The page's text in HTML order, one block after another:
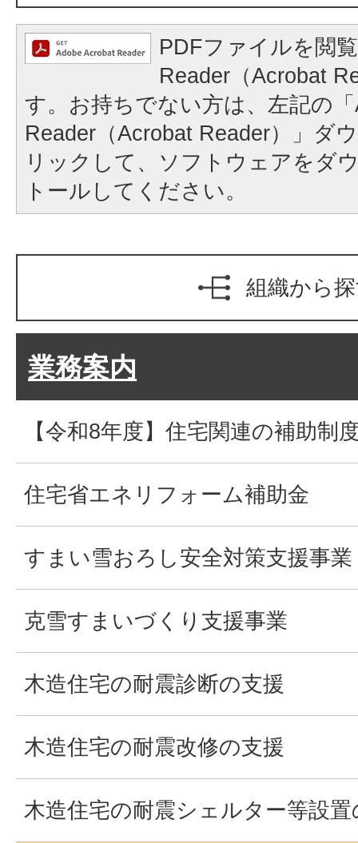
PDFファイルを閲
Reader（Acrobat
す。お持ちでない方は、左記の
Reader（Acrobat Reader）」ダ
リックして、ソフトウェアをダ
トールしてください。
組織から
業務案内
【令和8年度】住宅関連の補助制
住宅省エネリフォーム補助金
すまい雪おろし安全対策支援事業
克雪すまいづくり支援事業
木造住宅の耐震診断の支援
木造住宅の耐震改修の支援
木造住宅の耐震シェルター等設置